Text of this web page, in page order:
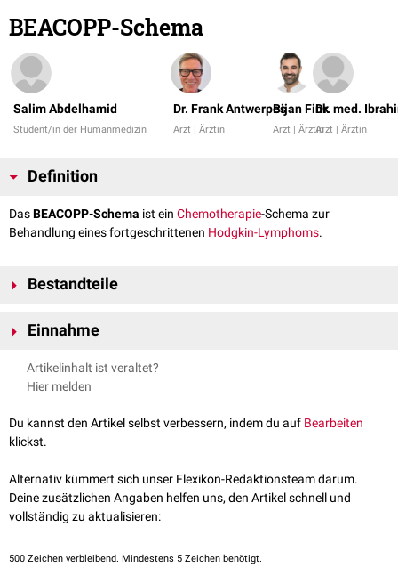
BEACOPP-Schema
Salim Abdelhamid
Student/in der Humanmedizin
Dr. Frank Antwerpes
Arzt | Ärztin
Bijan Fink
Arzt | Ärztin
Dr. med.
Arzt | Ärztin
Definition
DasBEACOPP-Schema ist ein Chemotherapie-Schema zur
Behandlung eines fortgeschrittenen Hodgkin-Lymphoms.
Bestandteile
sieben Medikamenten:
E:Etoposid(Topoisomerase-II-Inhibitor
A: Adriamycin
O:Vincristin(Handelsname Oncovin ®) (Mitosespindelgift)
P:Procarbazin
Einnahme
Die Medikamente werden über 14 Tagen eingenommen, im Anschluss
folgt eine einwöchige Erholungsphase ohne Einnahme. So wiederholt
Artikelinhalt ist veraltet?
Hier melden
Du kannst den Artikel selbst verbessern, indem du auf Bearbeiten
klickst.
Alternativ kümmert sich unser Flexikon-Redaktionsteam darum.
Deine zusätzlichen Angaben helfen uns, den Artikel schnell und
vollständig zu aktualisieren:
500 Zeichen verbleibend. Mindestens 5 Zeichen benötigt.